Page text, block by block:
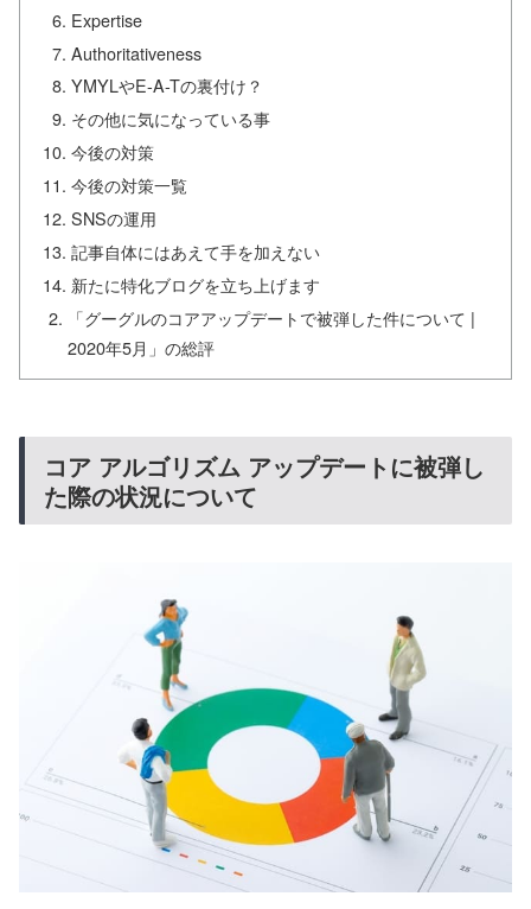
Expertise
Authoritativeness
YMYLやE-A-Tの裏付け？
その他に気になっている事
今後の対策
今後の対策一覧
SNSの運用
記事自体にはあえて手を加えない
新たに特化ブログを立ち上げます
「グーグルのコアアップデートで被弾した件について |
2020年5月」の総評
コア アルゴリズム アップデートに被弾し
た際の状況について